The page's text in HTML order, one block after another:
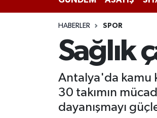
HABERLER SPOR
Sağlık
Antalya'da kamu
30 takımın
dayanışmayı